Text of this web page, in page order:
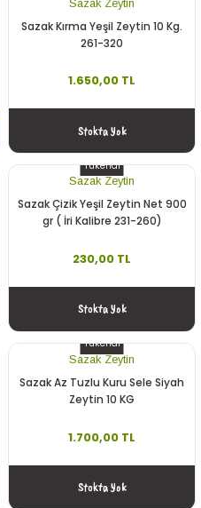
Sazak Zeytin
Sazak Kırma Yeşil Zeytin 10 Kg.
261-320
1.650,00 TL
Stokta Yok
Tükendi
Sazak Zeytin
Sazak Çizik Yeşil Zeytin Net 900
gr ( İri Kalibre 231-260)
230,00 TL
Stokta Yok
Tükendi
Sazak Zeytin
Sazak Az Tuzlu Kuru Sele Siyah
Zeytin 10 KG
1.700,00 TL
Stokta Yok